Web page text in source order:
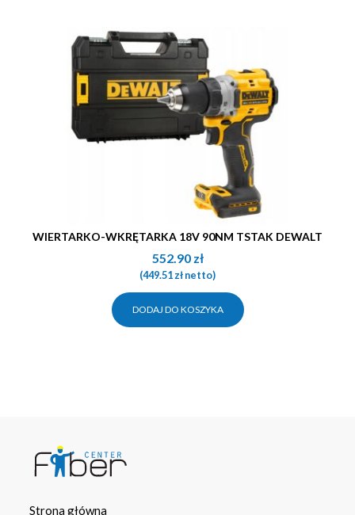
WIERTARKO-WKRĘTARKA 18V 90NM TSTAK DEWALT
552.90 zł
(449.51złnetto)
DODAJ DO KOSZYKA
Strona główna